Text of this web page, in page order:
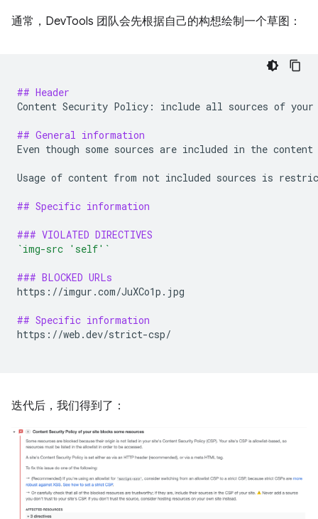
通常，DevTools 团队会先根据自己的构想绘制一个草图：
## Header
Content Security Policy: include all sources of
## General information
Even though some sources are included in the
Usage of content from not included sources is
## Specific information
### VIOLATED DIRECTIVES
`img-src 'self'`
### BLOCKED URLs
https://imgur.com/JuXCo1p.jpg
## Specific information
https://web.dev/strict-csp/
迭代后，我们得到了：